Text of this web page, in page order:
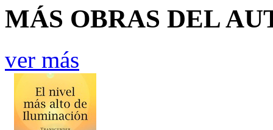
MÁS OBRAS DEL
ver más